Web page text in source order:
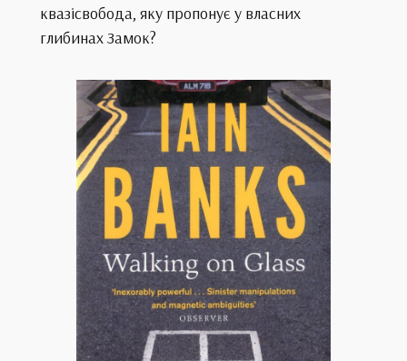
квазісвобода, яку пропонує у власних
глибинах Замок?